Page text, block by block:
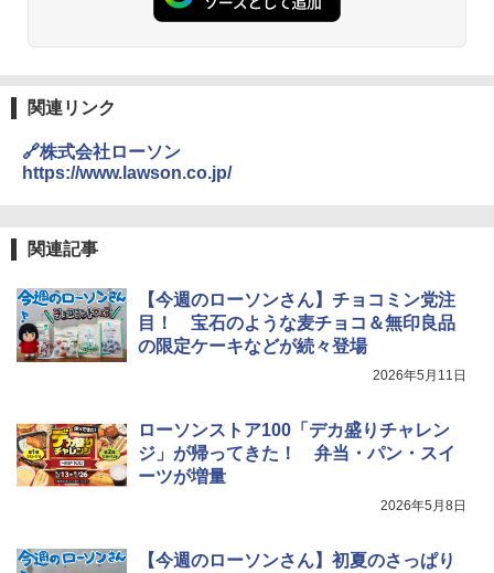
関連リンク
🔗株式会社ローソン
https://www.lawson.co.jp/
関連記事
【今週のローソンさん】チョコミン党注
目！ 宝石のような麦チョコ＆無印良品
の限定ケーキなどが続々登場
2026年5月11日
ローソンストア100「デカ盛りチャレン
ジ」が帰ってきた！ 弁当・パン・スイ
ーツが増量
2026年5月8日
【今週のローソンさん】初夏のさっぱり